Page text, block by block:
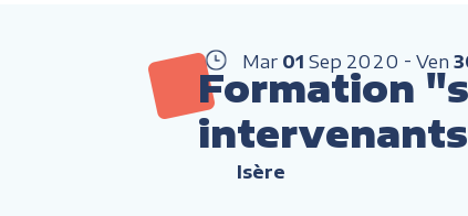
Mar 01 Sep 2020 Ven
Formation
Isère